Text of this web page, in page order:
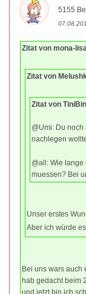
5155
Zitat von mona-
Zitat von
Zitat von
@Umi: Du
nachlegen
@all: Wie lange
muessen? Bei
Unser erstes
Aber ich würde
Bei uns wars auch
hab gedacht beim